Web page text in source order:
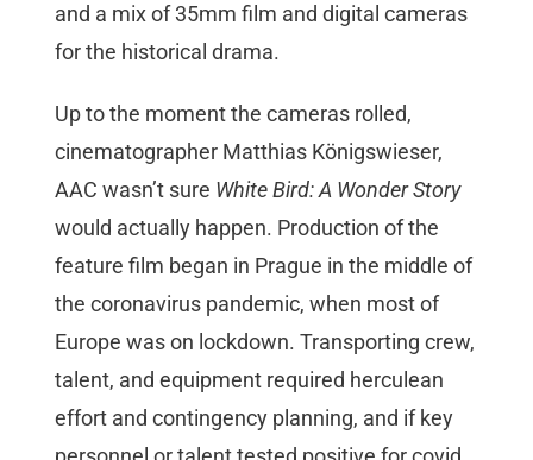
and a mix of 35mm film and digital cameras
for the historical drama.
Up to the moment the cameras rolled,
cinematographer Matthias Königswieser,
AAC wasn’t sure White Bird: A Wonder Story
would actually happen. Production of the
feature film began in Prague in the middle of
the coronavirus pandemic, when most of
Europe was on lockdown. Transporting crew,
talent, and equipment required herculean
effort and contingency planning, and if key